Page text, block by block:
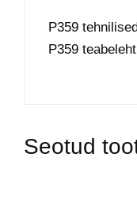
P359
P359 teabeleht
Seotud